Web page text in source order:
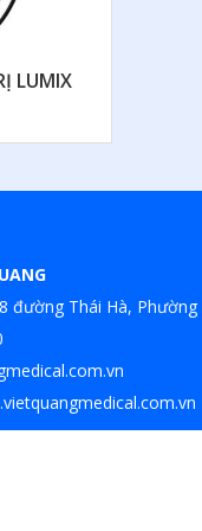
LUMIX
đường Thái Hà,